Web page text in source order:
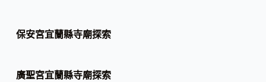
保安宮宜蘭縣寺廟探索
廣聖宮宜蘭縣寺廟探索